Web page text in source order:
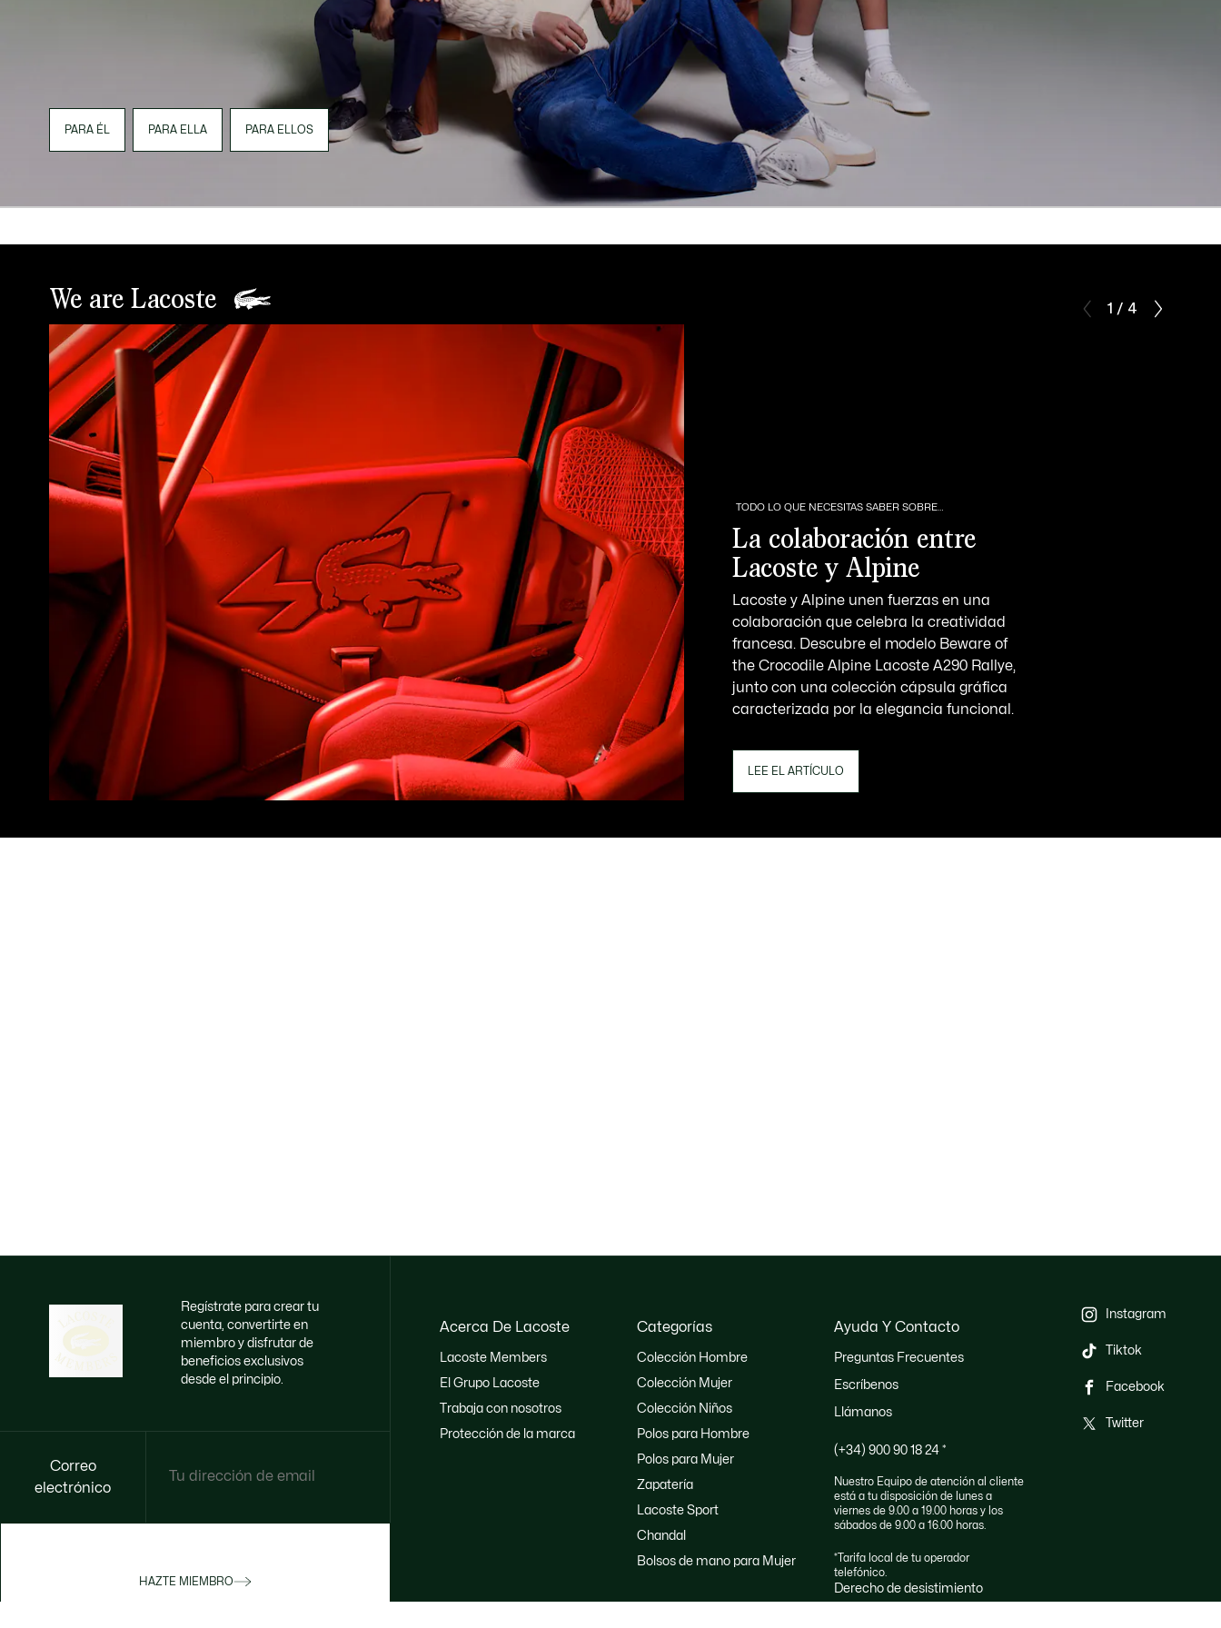
PARA ÉL PARA ELLA PARA ELLOS
1 / 4
We are Lacoste
TODO LO QUE NECESITAS SABER SOBRE…
La colaboración entre
Lacoste y Alpine
Lacoste y Alpine unen fuerzas en una
colaboración que celebra la creatividad
francesa. Descubre el modelo Beware of
the Crocodile Alpine Lacoste A290 Rallye,
junto con una colección cápsula gráfica
caracterizada por la elegancia funcional.
LEE EL ARTÍCULO
Regístrate para crear tu
cuenta, convertirte en
miembro y disfrutar de
beneficios exclusivos
desde el principio.
Correo
electrónico
HAZTE MIEMBRO
Acerca De Lacoste
Lacoste Members
El Grupo Lacoste
Trabaja con nosotros
Protección de la marca
Categorías
Colección Hombre
Colección Mujer
Colección Niños
Polos para Hombre
Polos para Mujer
Zapatería
Lacoste Sport
Chandal
Bolsos de mano para Mujer
Ayuda Y Contacto
Preguntas Frecuentes
Escríbenos
Llámanos
(+34) 900 90 18 24 *
Nuestro Equipo de atención al cliente
está a tu disposición de lunes a
viernes de 9.00 a 19.00 horas y los
sábados de 9.00 a 16.00 horas.
*Tarifa local de tu operador
telefónico.
Derecho de desistimiento
Instagram
Tiktok
Facebook
Twitter